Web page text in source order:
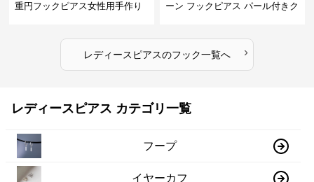
重円フックピアス女性用手作り
ーン フックピアス パール付きク
レディースピアスのフック一覧へ ›
レディースピアス カテゴリ一覧
フープ
イヤーカフ